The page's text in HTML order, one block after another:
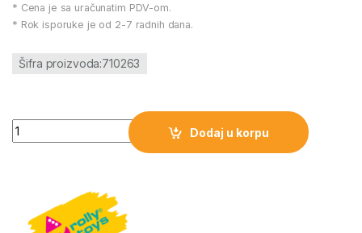
* Cena je sa uračunatim PDV-om.
* Rok isporuke je od 2-7 radnih dana.
Šifra proizvoda:710263
Traktor Farm Track Fendt sa utovarivačem količina
Dodaj u korpu